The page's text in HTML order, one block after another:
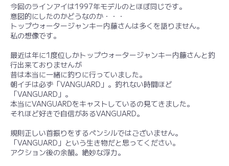
今回のラインアイは1997年モデルのとほぼ同じです。
意図的にしたのかどうなのか・・・
トップウォータージャンキー内藤さんは多くを語りません。
私の想像です。
最近は年に1度位しかトップウォータージャンキー内籐さんと釣
行出来ておりませんが
昔は本当に一緒に釣りに行っていました。
朝イチは必ず「VANGUARD」。釣れない時間ほど
「VANGUARD」。
本当にVANGUARDをキャストしているの見てきました。
それほど好きで自信があるVANGUARD。
規則正しい首振りをするぺンシルではございません。
「VANGUARD」という生き物だと思ってください。
アクション後の余韻。絶妙な浮力。